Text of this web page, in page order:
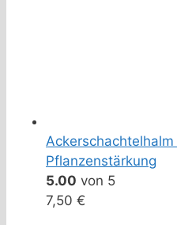
Ackerschachtelhalm
Pflanzenstärkung
5.00 von 5
7,50 €